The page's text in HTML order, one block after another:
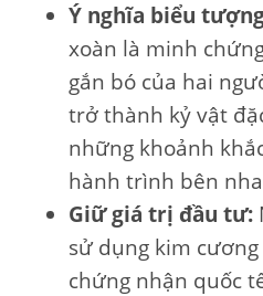
Ý nghĩa biểu
xoàn là minh
gắn bó của hai
trở thành kỷ vật
những khoảnh
hành trình bên
Giữ giá trị đầu tư:
sử dụng kim
chứng nhận quốc